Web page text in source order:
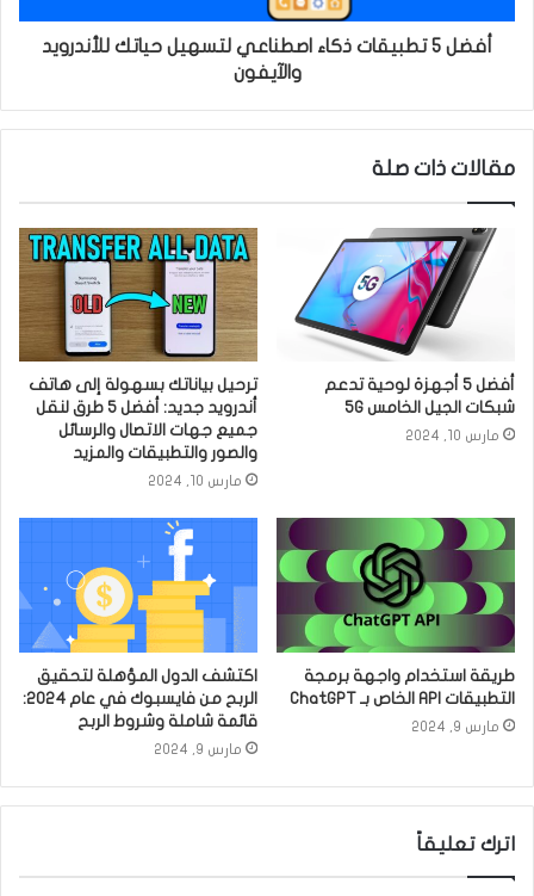
أفضل 5 تطبيقات ذكاء اصطناعي لتسهيل حياتك للأندرويد
والآيفون
مقالات ذات صلة
أفضل 5 أجهزة لوحية تدعم
شبكات الجيل الخامس 5G
مارس 10, 2024
ترحيل بياناتك بسهولة إلى هاتف
أندرويد جديد: أفضل 5 طرق لنقل
جميع جهات الاتصال والرسائل
والصور والتطبيقات والمزيد
مارس 10, 2024
طريقة استخدام واجهة برمجة
التطبيقات API الخاص بـ ChatGPT
مارس 9, 2024
اكتشف الدول المؤهلة لتحقيق
الربح من فايسبوك في عام 2024:
قائمة شاملة وشروط الربح
مارس 9, 2024
اترك تعليقاً